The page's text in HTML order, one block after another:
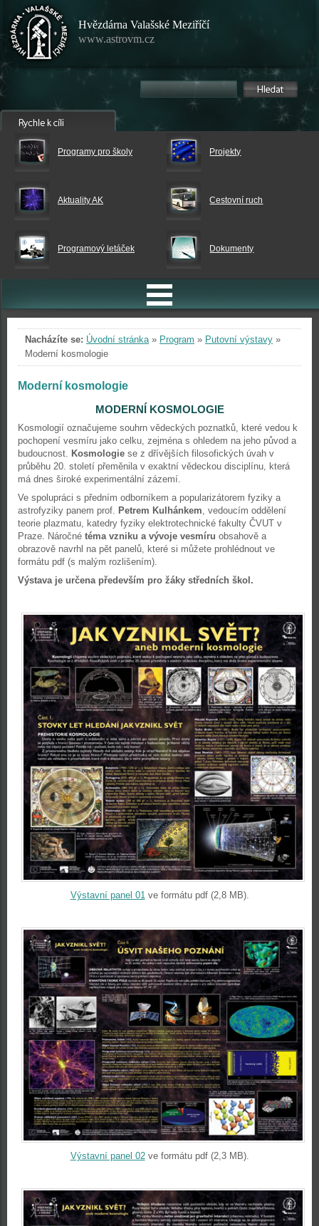
Hvězdárna Valašské Meziříčí
www.astrovm.cz
Programy pro školy Projekty
Aktuality AK Cestovní ruch
Programový letáček Dokumenty
Nacházíte se: Úvodní stránka» Program » Putovní výstavy »
Moderní kosmologie
Moderní kosmologie
MODERNÍ KOSMOLOGIE
Kosmologií označujeme souhrn vědeckých poznatků, které vedou k
pochopení vesmíru jako celku, zejména s ohledem na jeho původ a
budoucnost. Kosmologie se z dřívějších filosofických úvah v
průběhu 20. století přeměnila v exaktní vědeckou disciplínu, která
má dnes široké experimentální zázemí.
Ve spolupráci s předním odborníkem a popularizátorem fyziky a
astrofyziky panem prof. Petrem Kulhánkem, vedoucím oddělení
teorie plazmatu, katedry fyziky elektrotechnické fakulty ČVUT v
Praze. Náročné téma vzniku a vývoje vesmíru obsahově a
obrazově navrhl na pět panelů, které si můžete prohlédnout ve
formátu pdf (s malým rozlišením).
Výstava je určena především pro žáky středních škol.
Výstavní panel 01 ve formátu pdf (2,8 MB).
Výstavní panel 02ve formátu pdf (2,3 MB).